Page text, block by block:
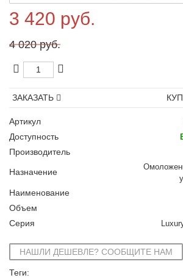
3 420 руб.
4 020 руб.
ЗАКАЗАТЬ
Артикул
Доступность
Производитель
Назначение
Наименование
Объем
Серия
НАШЛИ ДЕШЕВЛЕ? СООБЩИТЕ НАМ
Теги: